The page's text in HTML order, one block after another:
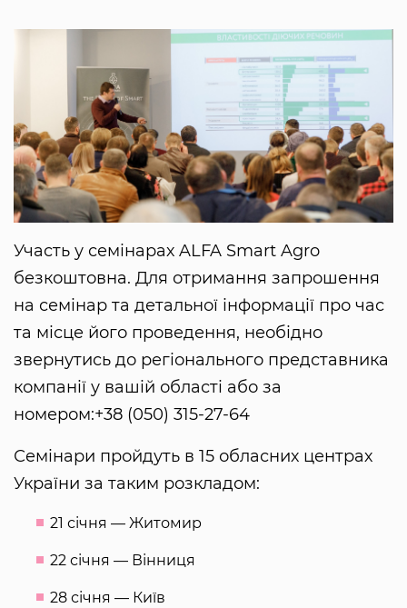
Участь у семінарах ALFA Smart Agro
безкоштовна. Для отримання запрошення
на семінар та детальної інформації про час
та місце його проведення, необідно
звернутись до регіонального представника
компанії у вашій області або за
номером:+38 (050) 315-27-64
Семінари пройдуть в 15 обласних центрах
України за таким розкладом:
21 січня — Житомир
22 січня — Вінниця
28 січня — Київ